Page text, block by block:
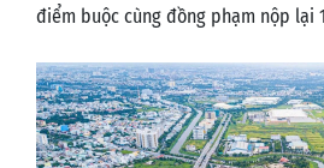
điểm buộc cùng đồng phạm nộp lại